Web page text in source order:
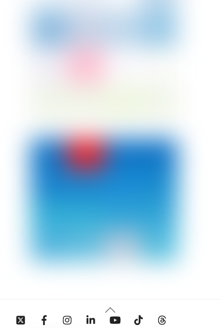
Back
To
Twitter Facebook InstagramLinkedin YouTube Tiktok